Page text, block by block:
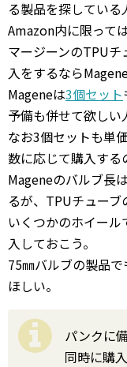
る製品を探している
Amazon内に限って
マージーンのTPU
入をするなら
Mageneは3個セット
予備も併せて欲しい
なお3個セットも単
数に応じて購入する
Mageneのバルブ長
るが、TPUチュー
いくつかのホイー
入しておこう。
75㎜バルブの製品
ほしい。
パンクに
同時に購